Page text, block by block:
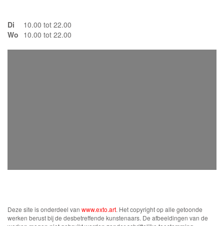
Di
10.00 tot 22.00
Wo 10.00 tot 22.00
Deze site is onderdeel van www.exto.art. Het copyright op alle getoonde
werken berust bij de desbetreffende kunstenaars. De afbeeldingen van de